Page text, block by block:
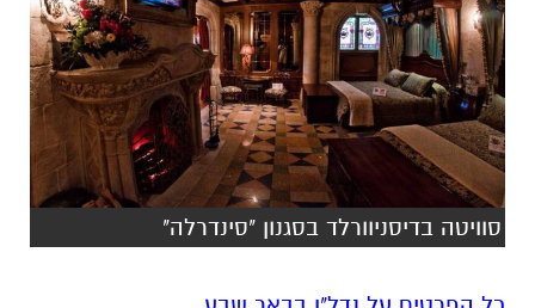
סוויטה בדיסניוורלד בסגנון "סינדרלה"